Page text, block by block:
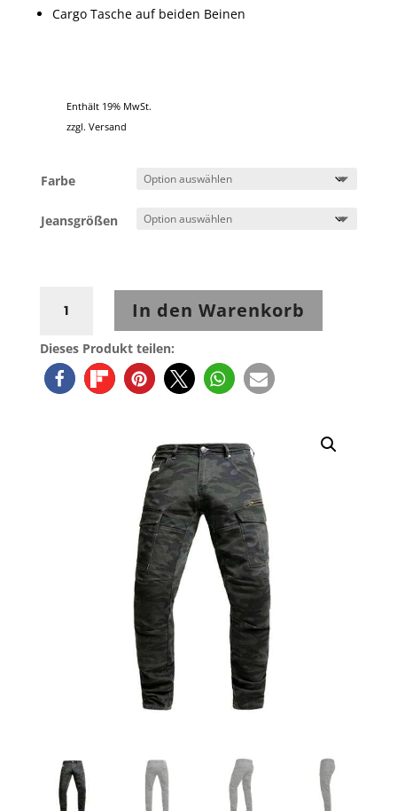
Dieses Produkt teilen:
Cargo Tasche auf beiden Beinen
Enthält 19% MwSt.
zzgl. Versand
Farbe
Jeansgrößen
Defender
Mono
Camouflage
In den Warenkorb